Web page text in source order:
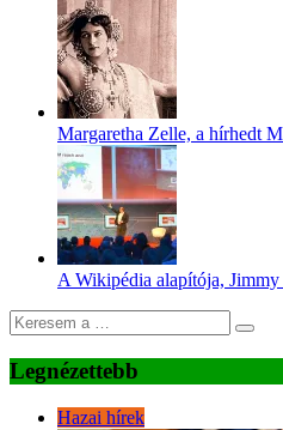
Margaretha Zelle, a hírhedt
A Wikipédia alapítója, Jimmy
Legnézettebb
Hazai hírek